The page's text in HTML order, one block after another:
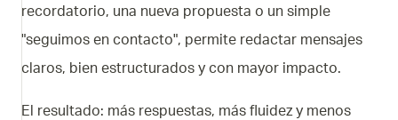
recordatorio, una nueva propuesta o un simple
"seguimos en contacto", permite redactar mensajes
claros, bien estructurados y con mayor impacto.
El resultado: más respuestas, más fluidez y menos